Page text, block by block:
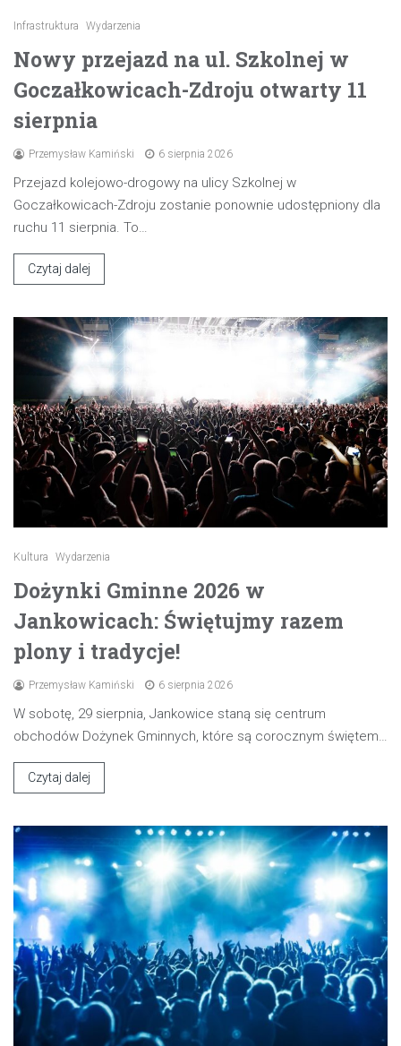
Infrastruktura Wydarzenia
Nowy przejazd na ul. Szkolnej w
Goczałkowicach-Zdroju otwarty 11
sierpnia
Przemysław Kamiński 6 sierpnia 2026
Przejazd kolejowo-drogowy na ulicy Szkolnej w
Goczałkowicach-Zdroju zostanie ponownie udostępniony dla
ruchu 11 sierpnia. To…
Czytaj dalej
Kultura Wydarzenia
Dożynki Gminne 2026 w
Jankowicach: Świętujmy razem
plony i tradycje!
Przemysław Kamiński 6 sierpnia 2026
W sobotę, 29 sierpnia, Jankowice staną się centrum
obchodów Dożynek Gminnych, które są corocznym świętem…
Czytaj dalej